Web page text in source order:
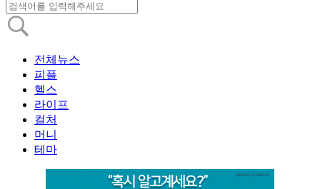
전체뉴스
피플
헬스
라이프
컬처
머니
테마